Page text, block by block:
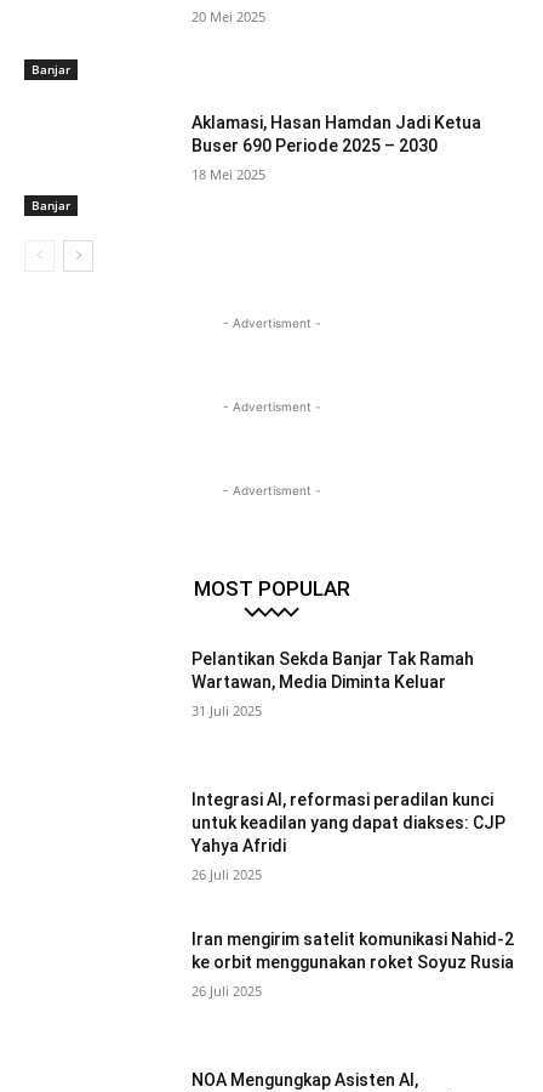
Banjar
20 Mei 2025
Banjar
Aklamasi, Hasan Hamdan Jadi Ketua
Buser 690 Periode 2025 – 2030
18 Mei 2025
- Advertisment -
- Advertisment -
- Advertisment -
MOST POPULAR
Pelantikan Sekda Banjar Tak Ramah
Wartawan, Media Diminta Keluar
31 Juli 2025
Integrasi AI, reformasi peradilan kunci
untuk keadilan yang dapat diakses: CJP
Yahya Afridi
26 Juli 2025
Iran mengirim satelit komunikasi Nahid-2
ke orbit menggunakan roket Soyuz Rusia
26 Juli 2025
NOA Mengungkap Asisten AI,